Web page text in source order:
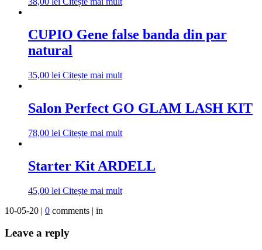
CUPIO Gene false banda din par
natural
35,00 lei Citește mai mult
Salon Perfect GO GLAM LASH KIT
78,00 lei Citește mai mult
Starter Kit ARDELL
45,00 lei Citește mai mult
10-05-20 | 0 comments | in
Leave a reply